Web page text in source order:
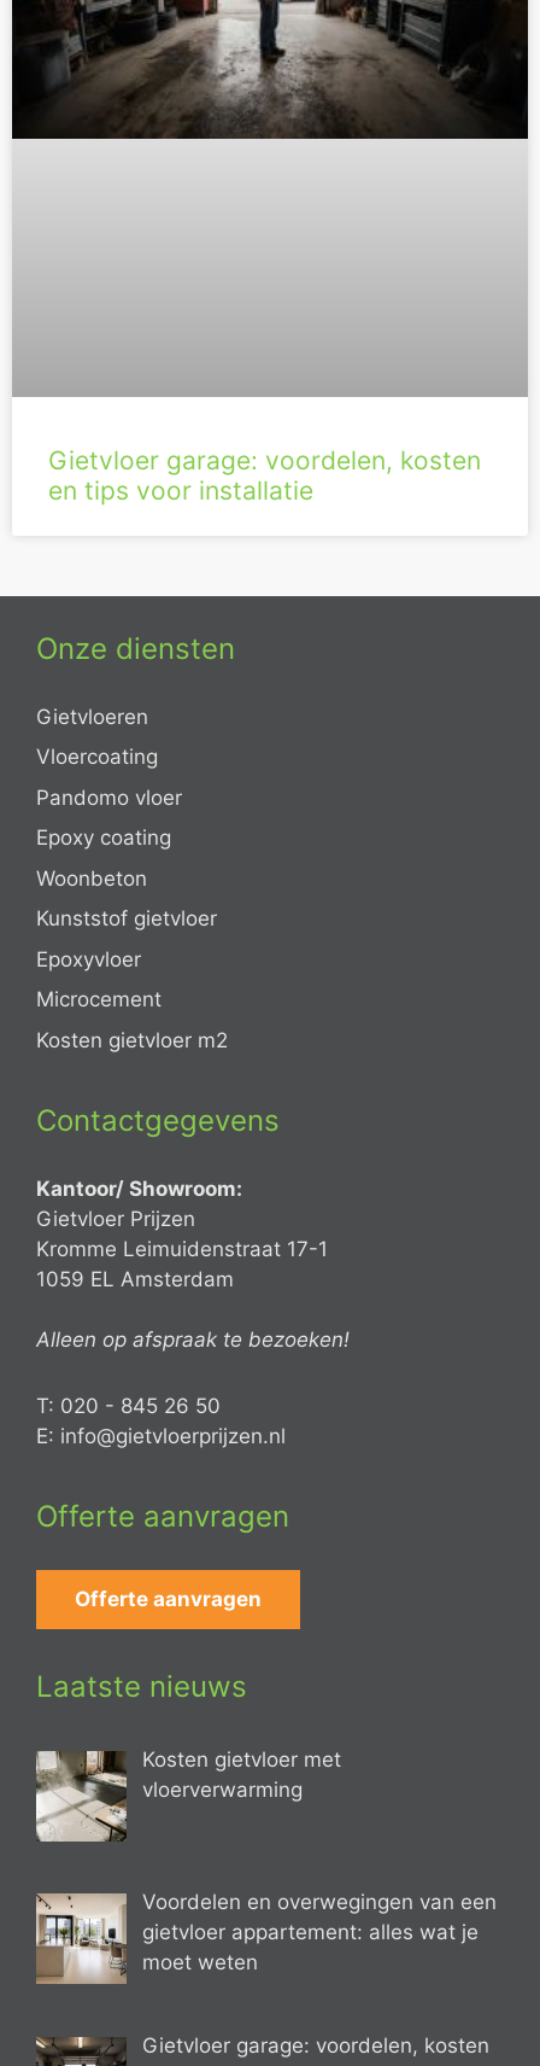
Gietvloer garage: voordelen, kosten
en tips voor installatie
Onze diensten
Gietvloeren
Vloercoating
Pandomo vloer
Epoxy coating
Woonbeton
Kunststof gietvloer
Epoxyvloer
Microcement
Kosten gietvloer m2
Contactgegevens
Kantoor/ Showroom:
Gietvloer Prijzen
Kromme Leimuidenstraat 17-1
1059 EL Amsterdam
Alleen op afspraak te bezoeken!
T: 020 - 845 26 50
E: info@gietvloerprijzen.nl
Offerte aanvragen
Offerte aanvragen
Laatste nieuws
Kosten gietvloer met
vloerverwarming
Voordelen en overwegingen van een
gietvloer appartement: alles wat je
moet weten
Gietvloer garage: voordelen, kosten